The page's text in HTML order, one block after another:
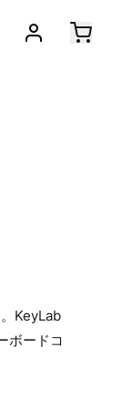
KeyLab
ボードコ